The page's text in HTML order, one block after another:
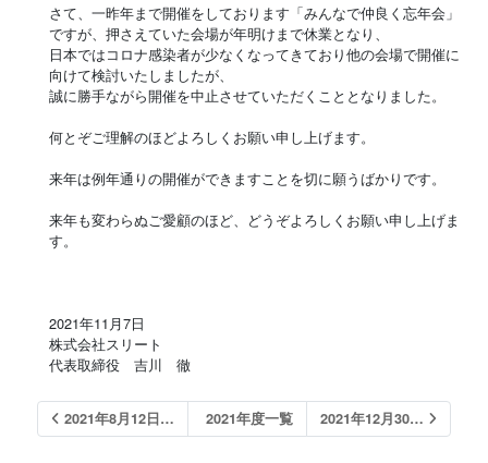
さて、一昨年まで開催をしております「みんなで仲良く忘年会」
ですが、押さえていた会場が年明けまで休業となり、
日本ではコロナ感染者が少なくなってきており他の会場で開催に
向けて検討いたしましたが、
誠に勝手ながら開催を中止させていただくこととなりました。
何とぞご理解のほどよろしくお願い申し上げます。
来年は例年通りの開催ができますことを切に願うばかりです。
来年も変わらぬご愛顧のほど、どうぞよろしくお願い申し上げま
す。
2021年11月7日
株式会社スリート
代表取締役 吉川 徹
2021年8月12日… 2021年度一覧 2021年12月30…